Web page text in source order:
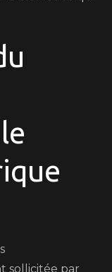
sollicitée par